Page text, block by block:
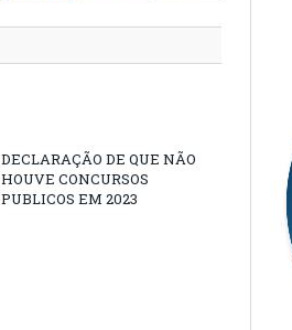
DECLARAÇÃO DE QUE NÃO
HOUVE CONCURSOS
PUBLICOS EM 2023